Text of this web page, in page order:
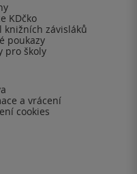
KDčko
knižních závisláků
poukazy
pro školy
a vrácení
cookies